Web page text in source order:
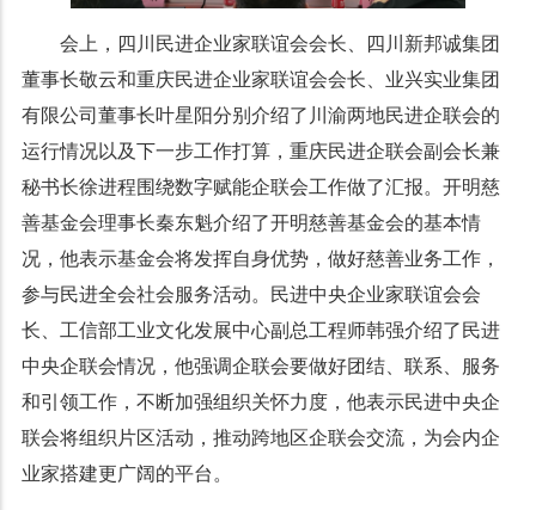
会上，四川民进企业家联谊会会长、四川新邦诚集团
董事长敬云和重庆民进企业家联谊会会长、业兴实业集团
有限公司董事长叶星阳分别介绍了川渝两地民进企联会的
运行情况以及下一步工作打算，重庆民进企联会副会长兼
秘书长徐进程围绕数字赋能企联会工作做了汇报。开明慈
善基金会理事长秦东魁介绍了开明慈善基金会的基本情
况，他表示基金会将发挥自身优势，做好慈善业务工作，
参与民进全会社会服务活动。民进中央企业家联谊会会
长、工信部工业文化发展中心副总工程师韩强介绍了民进
中央企联会情况，他强调企联会要做好团结、联系、服务
和引领工作，不断加强组织关怀力度，他表示民进中央企
联会将组织片区活动，推动跨地区企联会交流，为会内企
业家搭建更广阔的平台。